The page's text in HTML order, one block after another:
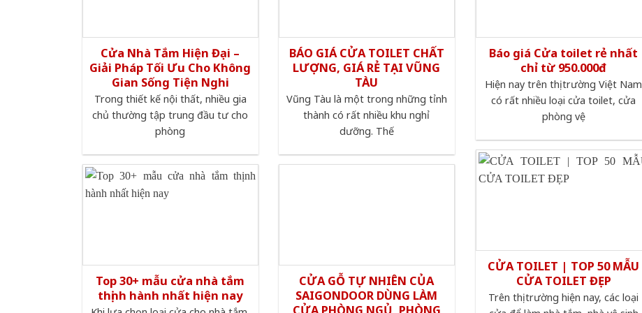
Cửa Nhà Tắm Hiện Đại –
Giải Pháp Tối Ưu Cho Không
Gian Sống Tiện Nghi
Trong thiết kế nội thất, nhiều gia
chủ thường tập trung đầu tư cho
phòng
BÁO GIÁ CỬA TOILET CHẤT
LƯỢNG, GIÁ RẺ TẠI VŨNG
TÀU
Vũng Tàu là một trong những tỉnh
thành có rất nhiều khu nghỉ
dưỡng. Thế
Báo giá Cửa toilet rẻ nhất
chỉ từ 950.000đ
Hiện nay trên thị trường Việt Nam
có rất nhiều loại cửa toilet, cửa
phòng vệ
CỬA TOILET | TOP 50 MẪU
CỬA TOILET ĐẸP
Trên thị trường hiện nay, các loại
Top 30+ mẫu cửa nhà tắm
thịnh hành nhất hiện nay
CỬA GỖ TỰ NHIÊN CỦA
SAIGONDOOR DÙNG LÀM